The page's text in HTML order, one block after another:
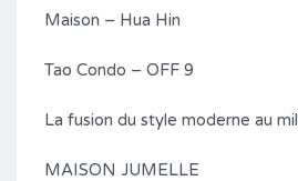
Maison – Hua Hin
Tao Condo – OFF 9
La fusion du style moderne au
MAISON JUMELLE